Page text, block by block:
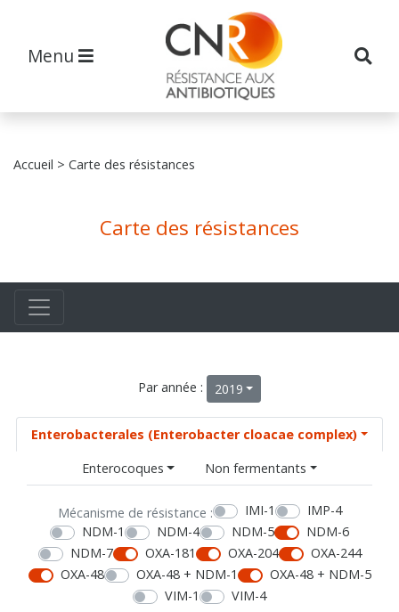
Menu
Accueil > Carte des résistances
Carte des résistances
Par année : 2019
Enterobacterales (Enterobacter cloacae complex)
Enterocoques
Non fermentants
Mécanisme de résistance : IMI-1
IMP-4
NDM-1
NDM-4 NDM-5
NDM-6
NDM-7
OXA-181 OXA-204
OXA-244
OXA-48
OXA-48 + NDM-1
OXA-48 + NDM-5
VIM-1
VIM-4